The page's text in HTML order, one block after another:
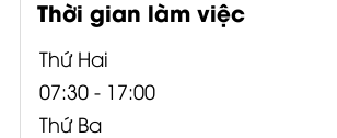
Thời gian làm việc
Thứ Hai
07:30 - 17:00
Thứ Ba